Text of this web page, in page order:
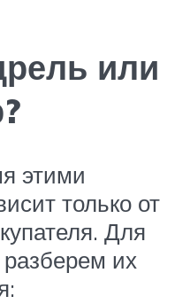
или
этими
только от
Для
их